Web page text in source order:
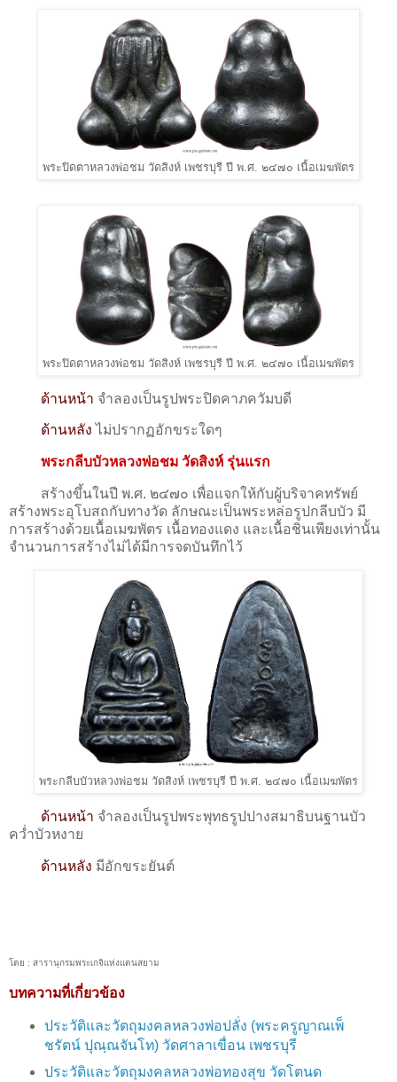
พระปิดตาหลวงพ่อชม วัดสิงห์ เพชรบุรี ปี พ.ศ. ๒๔๗๐ เนื้อเมฆพัตร
พระปิดตาหลวงพ่อชม วัดสิงห์ เพชรบุรี ปี พ.ศ. ๒๔๗๐ เนื้อเมฆพัตร
ด้านหน้า จำลองเป็นรูปพระปิดคาภควัมบดี
ด้านหลัง ไม่ปรากฏอักขระใดๆ
พระกลีบบัวหลวงพ่อชม วัดสิงห์ รุ่นแรก
สร้างขึ้นในปี พ.ศ. ๒๔๗๐ เพื่อแจกให้กับผู้บริจาคทรัพย์
สร้างพระอุโบสถกับทางวัด ลักษณะเป็นพระหล่อรูปกลีบบัว มี
การสร้างด้วยเนื้อเมฆพัตร เนื้อทองแดง และเนื้อชินเพียงเท่านั้น
จำนวนการสร้างไม่ได้มีการจดบันทึกไว้
พระกลีบบัวหลวงพ่อชม วัดสิงห์ เพชรบุรี ปี พ.ศ. ๒๔๗๐ เนื้อเมฆพัตร
ด้านหน้า จำลองเป็นรูปพระพุทธรูปปางสมาธิบนฐานบัว
คว่ำบัวหงาย
ด้านหลัง มีอักขระยันต์
โดย : สารานุกรมพระเกจิแห่งแดนสยาม
บทความที่เกี่ยวข้อง
ประวัติและวัตถุมงคลหลวงพ่อปลั่ง (พระครูญาณเพ็
ชรัตน์ ปุณฺณจันโท) วัดศาลาเขื่อน เพชรบุรี
ประวัติและวัตถุมงคลหลวงพ่อทองสุข วัดโตนด